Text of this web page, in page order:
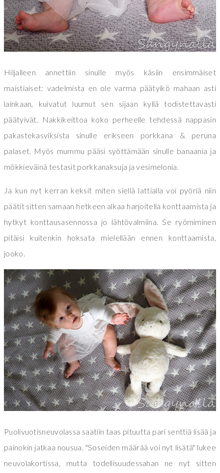
Hiljalleen annettiin sinulle myös käsiin ensimmäiset
maistiaiset: vadelmista en ole varma päätyikö mahaan asti
lainkaan, kuivatut luumut sen sijaan kyllä todistettavasti
päätyivät. Nakkikeittoa koko perheelle tehdessä nappasin
pakastekasviksista sinulle erikseen porkkana & peruna
palaset. Myös mummu pääsi syöttämään sinulle banaania ja
mökkieväinä testasit porkkanaksuja ja vesimelonia.
Ja kun nyt kerran keksit miten siellä lattialla voi pyöriä niin
päätit sitten samaan hetkeen alkaa harjoitella konttaamista ja
hytkyt konttausasennossa jo lähtövalmiina. Se ryömiminen
pitäisi kuitenkin hoksata mielellään ennen konttaamista,
jooko.
Puolivuotisneuvolassa saatiin taas pituutta pari senttiä lisää ja
painokin jatkaa nousua. "Soseiden määrää voi nyt lisätä" lukee
neuvolakortissa, mutta todellisuudessahan ne nyt sitten